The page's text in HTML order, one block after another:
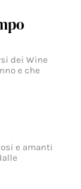
dei Wine
e che
e amanti